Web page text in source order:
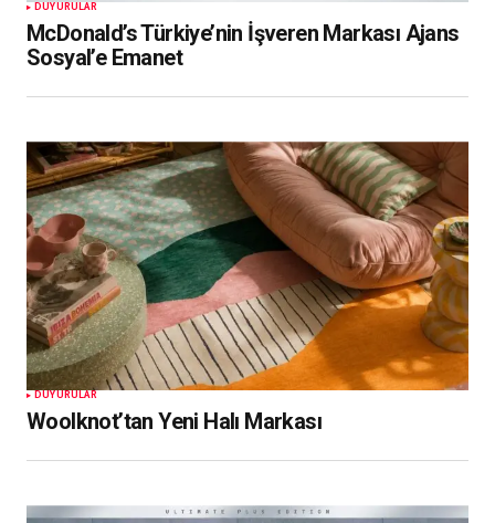
DUYURULAR
McDonald’s Türkiye’nin İşveren Markası Ajans
Sosyal’e Emanet
DUYURULAR
Woolknot’tan Yeni Halı Markası